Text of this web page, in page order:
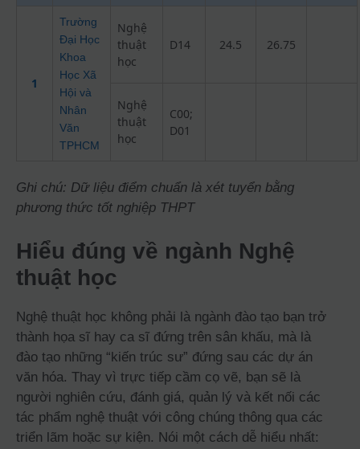
1
Trường
Đại Học
Khoa
Học Xã
Hội và
Nhân
Văn
TPHCM
Nghệ
thuật
học
D14 24.5 26.75
Nghệ
thuật
học
C00;
D01
Ghi chú: Dữ liệu điểm chuẩn là xét tuyển bằng
phương thức tốt nghiệp THPT
Hiểu đúng về ngành Nghệ
thuật học
Nghệ thuật học không phải là ngành đào tạo bạn trở
thành họa sĩ hay ca sĩ đứng trên sân khấu, mà là
đào tạo những “kiến trúc sư” đứng sau các dự án
văn hóa. Thay vì trực tiếp cầm cọ vẽ, bạn sẽ là
người nghiên cứu, đánh giá, quản lý và kết nối các
tác phẩm nghệ thuật với công chúng thông qua các
triển lãm hoặc sự kiện. Nói một cách dễ hiểu nhất: